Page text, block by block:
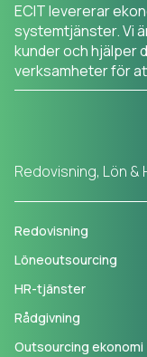
ECIT levererar
systemtjänster. Vi
kunder och hjälper
verksamheter för
Redovisning, Lön &
Redovisning
Löneoutsourcing
HR-tjänster
Rådgivning
Outsourcing ekonomi